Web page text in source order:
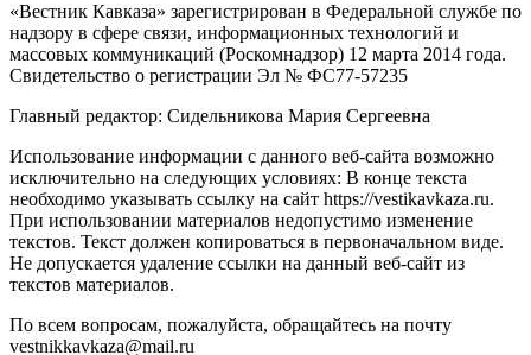
© Фото: Мария Новоселова/ “Вестник Кавказа“